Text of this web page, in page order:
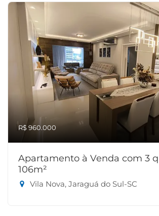
R$ 960.000
Apartamento à Venda com 3
106m²
Vila Nova, Jaraguá do Sul-SC